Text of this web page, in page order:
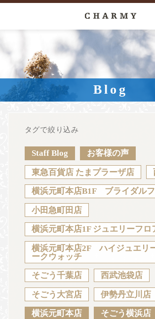
New Arrival
About
Engagement Ring
Anniversary
News Blog
Sustainability Voice Catalog
JA EN CH KO
Blog
タグで絞り込み
Staff Blog お客様の声
東急百貨店 たまプラーザ店
横浜元町本店B1F ブライダル
小田急町田店
横浜元町本店1F ジュエリーフロ
横浜元町本店2F ハイジュエリ
ークウォッチ
そごう千葉店 西武池袋店
そごう大宮店 伊勢丹立川店
横浜元町本店 そごう横浜店